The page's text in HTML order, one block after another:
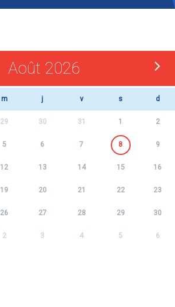
Août 2026
m j v s d
29 30 31 1 2
5 6 7 8 9
12 13 14 15 16
19 20 21 22 23
26 27 28 29 30
2 3 4 5 6